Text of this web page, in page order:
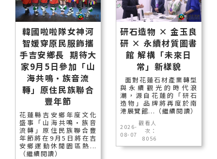
韓國啦啦隊女神河
智媛穿原民服飾攜
手吉安鄉長 期待大
家9月5日參加「山
海共鳴•族音流
轉」原住民族聯合
豐年節
花蓮縣吉安鄉年度文化
盛事「山海共鳴•族音
流轉」原住民族聯合豐
年節將在9月5日將在吉
安鄉運動休閒園區熱...
（繼續閱讀）
研石造物 × 金玉良
研 × 永續材質圖書
館 解構「未來日
常」新樣貌
面對花蓮石材產業轉型
與永續觀光的時代浪
潮，源自花蓮的「研石
造物」品牌將再度於南
港展覽館...（繼續閱讀）
2026-
08-07
觀看人
次：
8056